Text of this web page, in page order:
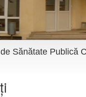
Sănătate Publică